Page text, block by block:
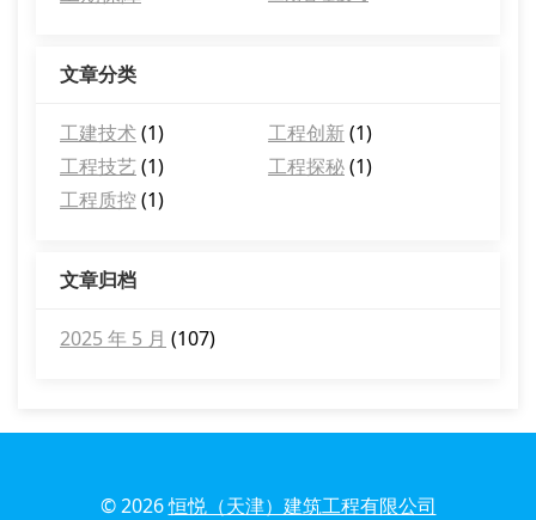
文章分类
工建技术(1) 工程创新(1)
工程技艺(1) 工程探秘(1)
工程质控 (1)
文章归档
2025 年 5 月 (107)
© 2026恒悦（天津）建筑工程有限公司